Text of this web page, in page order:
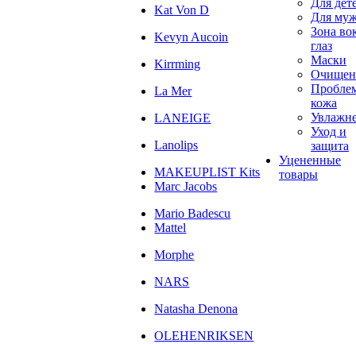
Kat Von D
Kevyn Aucoin
Kirrming
La Mer
LANEIGE
Lanolips
MAKEUPLIST Kits
Marc Jacobs
Mario Badescu
Mattel
Morphe
NARS
Natasha Denona
OLEHENRIKSEN
Для
Для
Зона
глаз
Маски
кожа
Уход и
защита
Уцененные
товары